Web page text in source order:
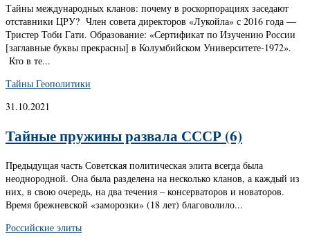
Тайны международных кланов: почему в роскорпорациях заседают
отставники ЦРУ? Член совета директоров «Лукойла» с 2016 года —
Тристер Тоби Гати. Образование: «Сертификат по Изучению России
[заглавные буквы прекрасны] в Колумбийском Университете-1972».
Кто в те...
Тайны Геополитики
31.10.2021
Тайные пружины развала СССР (6)
Предыдущая часть Советская политическая элита всегда была
неоднородной. Она была разделена на несколько кланов, а каждый из
них, в свою очередь, на два течения – консерваторов и новаторов.
Время брежневской «заморозки» (18 лет) благоволило...
Российские элиты